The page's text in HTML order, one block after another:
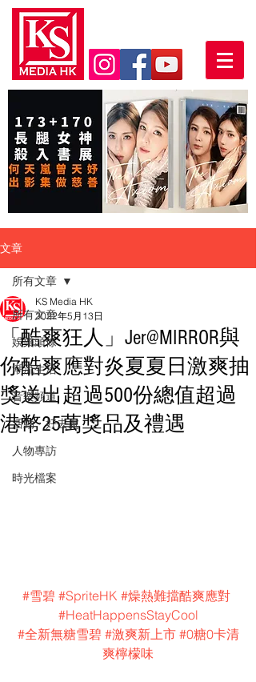
文章
所有文章
娛樂頭條
潮流生活
音樂頻道
活動・好去處
人物專訪
時光檔案
所有文章
「酷爽狂人」Jer@MIRROR與
你酷爽應對炎夏夏日激爽抽
獎送出超過500份總值超過
港幣25萬獎品及禮遇
KS Media HK
2022年5月13日
#雪碧 #SpriteHK #燥熱難擋酷爽應對
#HeatHappensStayCool
#全新無糖雪碧 #激爽新上市 #0糖0卡清
爽檸檬味